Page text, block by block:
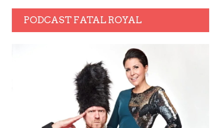
PODCAST FATAL ROYAL